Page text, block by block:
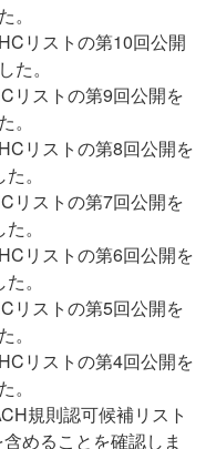
。
リストの第10回公開
た。
リストの第9回公開を
。
リストの第8回公開を
。
リストの第7回公開を
。
リストの第6回公開を
。
リストの第5回公開を
。
リストの第4回公開を
。
規則認可候補リスト
めることを確認しま